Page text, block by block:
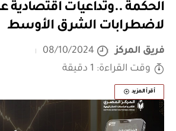
الحكمة ..وتداعيات اقتصادية
لاضطرابات الشرق الأوسط
فريق المركز
08/10/2024
وقت القراءة: 1 دقيقة
أقرأ المزيد